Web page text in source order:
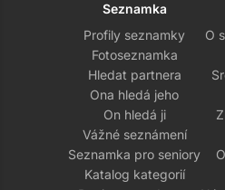
Seznamka
Profily seznamky
Fotoseznamka
Hledat partnera
Ona hledá jeho
On hledá ji
Vážné seznámení
Seznamka pro seniory
Katalog kategorií
O